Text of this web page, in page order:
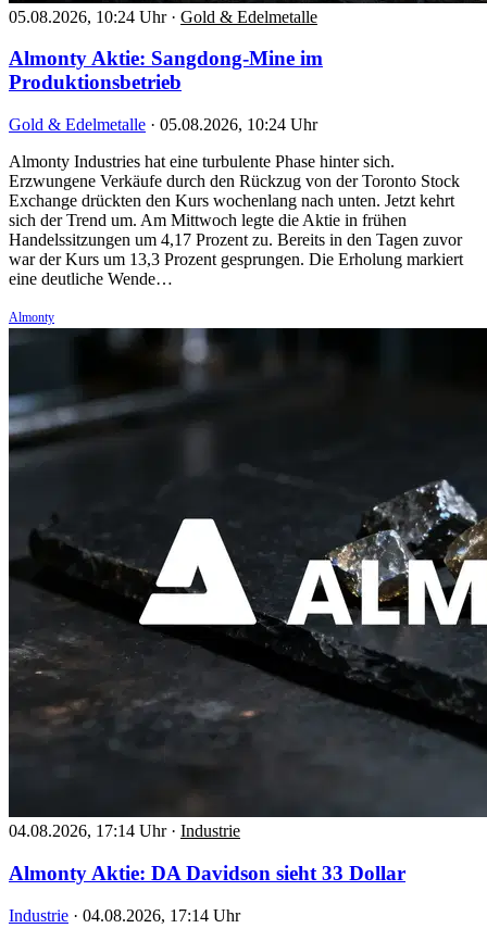
05.08.2026, 10:24 Uhr · Gold & Edelmetalle
Almonty Aktie: Sangdong-Mine im
Produktionsbetrieb
Gold & Edelmetalle · 05.08.2026, 10:24 Uhr
Almonty Industries hat eine turbulente Phase hinter sich.
Erzwungene Verkäufe durch den Rückzug von der Toronto Stock
Exchange drückten den Kurs wochenlang nach unten. Jetzt kehrt
sich der Trend um. Am Mittwoch legte die Aktie in frühen
Handelssitzungen um 4,17 Prozent zu. Bereits in den Tagen zuvor
war der Kurs um 13,3 Prozent gesprungen. Die Erholung markiert
eine deutliche Wende…
Almonty
04.08.2026, 17:14 Uhr · Industrie
Almonty Aktie: DA Davidson sieht 33 Dollar
Industrie · 04.08.2026, 17:14 Uhr